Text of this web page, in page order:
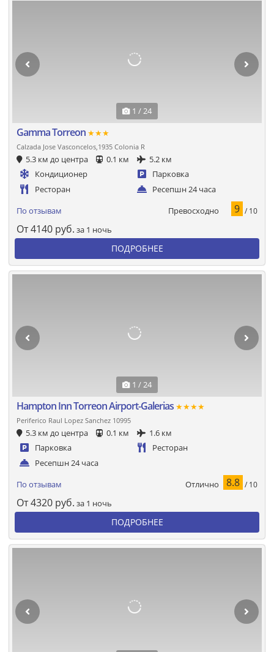
1 / 24
Gamma Torreon ★★★
Calzada Jose Vasconcelos,1935 Colonia R
5.3 км до центра 0.1 км
5.2 км
Кондиционер
Парковка
Ресторан
Ресепшн 24 часа
По отзывам Превосходно 9 / 10
От4140 руб. за 1 ночь
ПОДРОБНЕЕ
1 / 24
Hampton Inn Torreon Airport-Galerias ★★★★
Periferico Raul Lopez Sanchez 10995
5.3 км до центра 0.1 км
1.6 км
Парковка
Ресторан
Ресепшн 24 часа
По отзывам Отлично 8.8 / 10
От4320 руб. за 1 ночь
ПОДРОБНЕЕ